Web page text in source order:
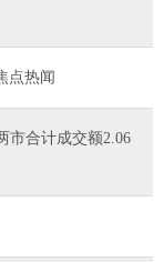
焦点热闻
市合计成交额2.06